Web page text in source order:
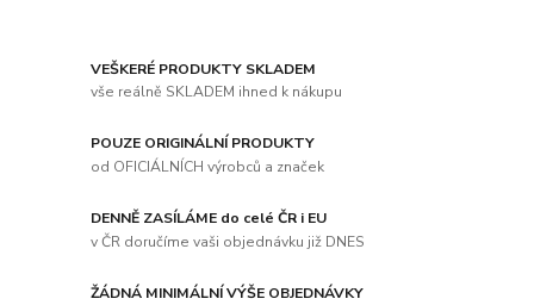
VEŠKERÉ PRODUKTY SKLADEM
vše reálně SKLADEM ihned k nákupu
POUZE ORIGINÁLNÍ PRODUKTY
od OFICIÁLNÍCH výrobců a značek
DENNĚ ZASÍLÁME do celé ČR i EU
v ČR doručíme vaši objednávku již DNES
ŽÁDNÁ MINIMÁLNÍ VÝŠE OBJEDNÁVKY